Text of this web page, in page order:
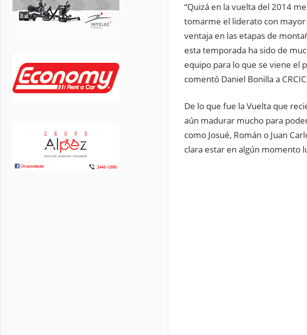
“Quizá en la vuelta del 2014
tomarme el liderato con
ventaja en las etapas de
esta temporada ha sido de
equipo para lo que se viene el
comentó Daniel Bonilla a
De lo que fue la Vuelta que
aún madurar mucho para
como Josué, Román o Juan
clara estar en algún momento